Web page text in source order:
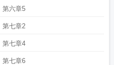
第六章5
第七章2
第七章4
第七章6